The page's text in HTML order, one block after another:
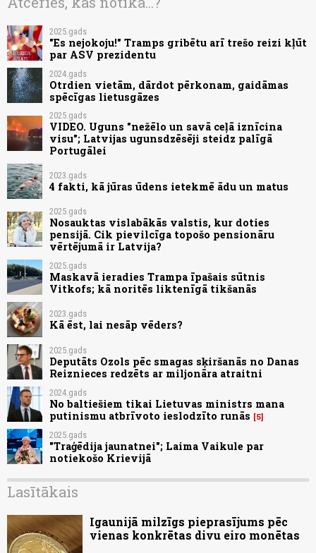
2025.gads
"Es nejokoju!" Tramps gribētu arī trešo reizi kļūt
par ASV prezidentu
2024.gads
Otrdien vietām, dārdot pērkonam, gaidāmas
spēcīgas lietusgāzes
2025.gads
VIDEO. Uguns "nežēlo un savā ceļā iznīcina
visu"; Latvijas ugunsdzēsēji steidz palīgā
Portugālei
2023.gads
4 fakti, kā jūras ūdens ietekmē ādu un matus
2025.gads
Nosauktas vislabākās valstis, kur doties
pensijā. Cik pievilcīga topošo pensionāru
vērtējumā ir Latvija?
2025.gads
Maskavā ieradies Trampa īpašais sūtnis
Vitkofs; kā noritēs liktenīgā tikšanās
2023.gads
Kā ēst, lai nesāp vēders?
2025.gads
Deputāts Ozols pēc smagas sķiršanās no Danas
Reiznieces redzēts ar miljonāra atraitni
2024.gads
No baltiešiem tikai Lietuvas ministrs mana
putinismu atbrīvoto ieslodzīto runās
5
2025.gads
"Traģēdija jaunatnei"; Laima Vaikule par
notiekošo Krievijā
Lasītākais
Igaunijā milzīgs pieprasījums pēc
vienas konkrētas divu eiro monētas